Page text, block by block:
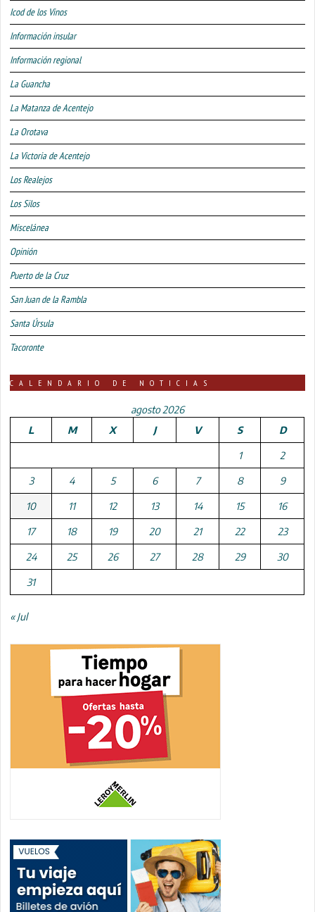
Icod de los Vinos
Información insular
Información regional
La Guancha
La Matanza de Acentejo
La Orotava
La Victoria de Acentejo
Los Realejos
Los Silos
Miscelánea
Opinión
Puerto de la Cruz
San Juan de la Rambla
Santa Úrsula
Tacoronte
CALENDARIO DE NOTICIAS
agosto 2026
L
M X J V S D
1 2
3 4 5 6 7 8 9
10 11 12 13 14 15 16
17 18 19 20 21 22 23
24 25 26 27 28 29 30
31
« Jul